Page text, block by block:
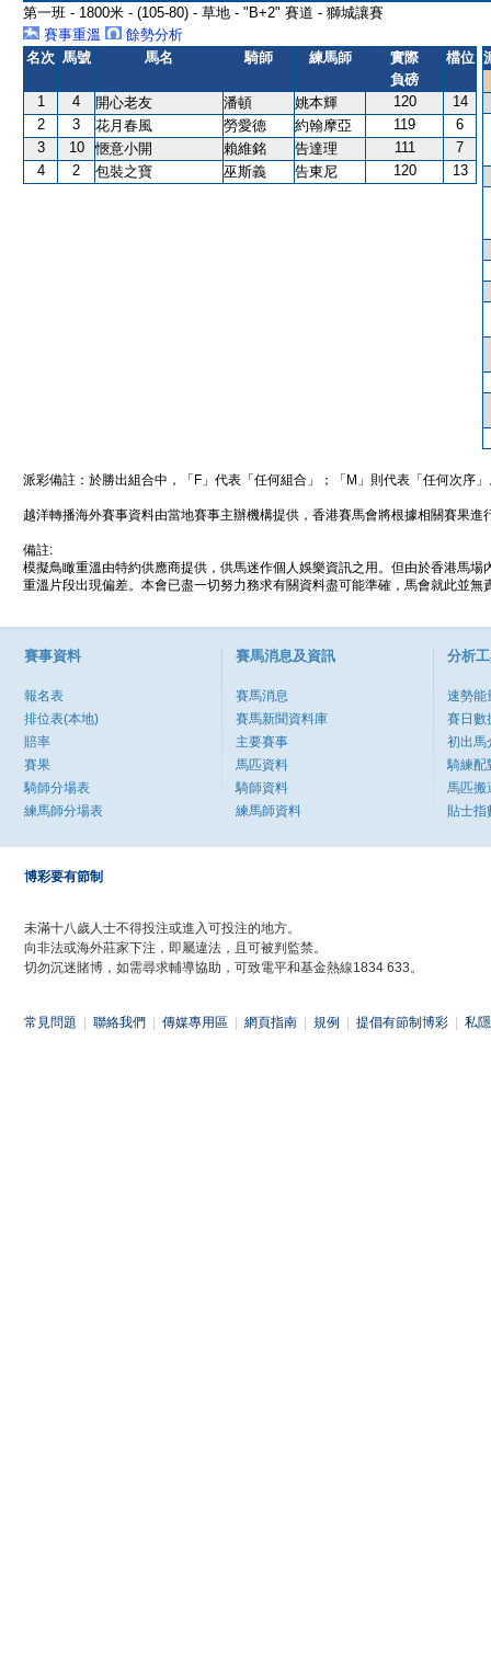
第一班 - 1800米 - (105-80) - 草地 - "B+2" 賽道 - 獅城讓賽
賽事重溫
餘勢分析
名次 馬號 馬名 騎師 練馬師
實際
負磅
檔位
1 4 開心老友 潘頓 姚本輝 120
14
2
3 花月春風 勞愛德 約翰摩亞 119
6
3
10 愜意小開 賴維銘 告達理 111
7
4
2 包裝之寶 巫斯義 告東尼 120 13
派彩備註：於勝出組合中，「F」代表「任何組合」；「M」則代表「任何次序
越洋轉播海外賽事資料由當地賽事主辦機構提供，香港賽馬會將根據相關賽果進
備註:
模擬鳥瞰重溫由特約供應商提供，供馬迷作個人娛樂資訊之用。但由於香港馬
重溫片段出現偏差。本會已盡一切努力務求有關資料盡可能準確，馬會就此並
賽事資料
報名表
排位表(本地)
賠率
賽果
騎師分場表
練馬師分場表
賽馬消息及資訊
賽馬消息
賽馬新聞資料庫
主要賽事
馬匹資料
騎師資料
練馬師資料
分析
速勢能
賽日數
初出馬
騎練配
馬匹搬
貼士指
博彩要有節制
未滿十八歲人士不得投注或進入可投注的地方。
向非法或海外莊家下注，即屬違法，且可被判監禁。
切勿沉迷賭博，如需尋求輔導協助，可致電平和基金熱線1834 633。
常見問題 聯絡我們 傳媒專用區 網頁指南 規例 提倡有節制博彩 私